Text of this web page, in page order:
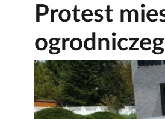
Protest